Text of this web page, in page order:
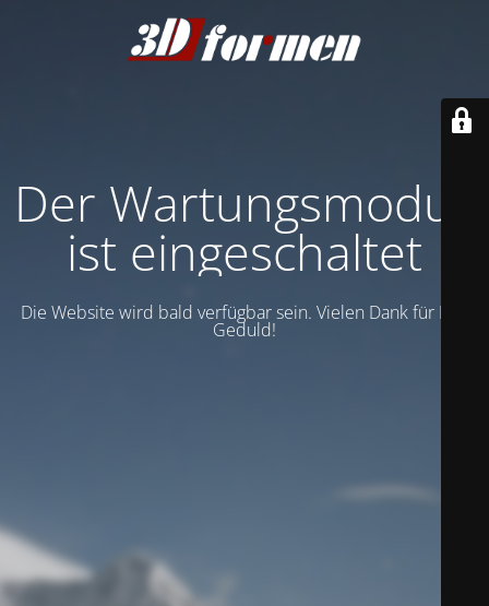
Der Wartungsmodus
ist eingeschaltet
Die Website wird bald verfügbar sein. Vielen Dank für Ihre
Geduld!